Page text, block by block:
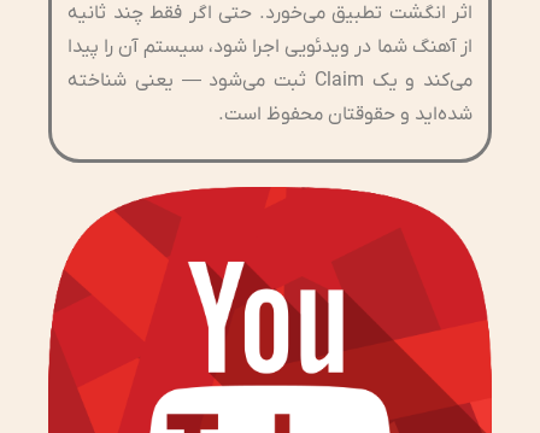
اثر انگشت تطبیق می‌خورد. حتی اگر فقط چند ثانیه
از آهنگ شما در ویدئویی اجرا شود، سیستم آن را پیدا
می‌کند و یک Claim ثبت می‌شود — یعنی شناخته
شده‌اید و حقوقتان محفوظ است.